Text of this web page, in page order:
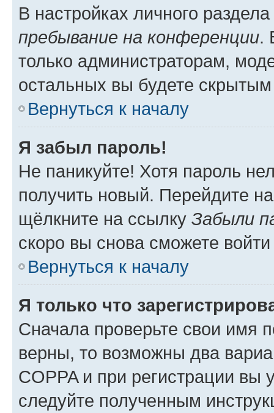
В настройках личного
пребывание на конференции.
только администраторам,
остальных вы будете
Вернуться к началу
Я забыл пароль!
Не паникуйте! Хотя пароль
получить новый. Перейдите
щёлкните на ссылку Забыли
скоро вы снова сможете
Вернуться к началу
Я только что
Сначала проверьте свои имя
верны, то возможны два
COPPA и при регистрации вы
следуйте полученным